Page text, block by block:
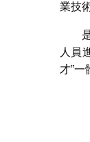
業技
人員
才”一